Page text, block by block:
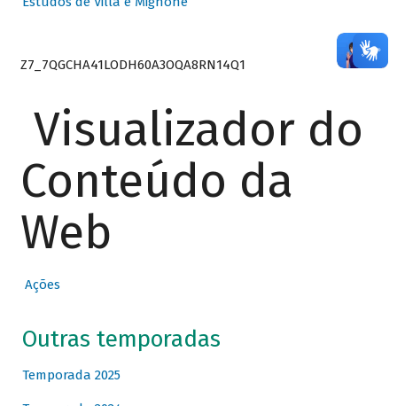
Z7_7QGCHA41LODH60A3OQA8RN14Q1
Visualizador do
Conteúdo da
Web
Ações
Outras temporadas
Temporada 2025